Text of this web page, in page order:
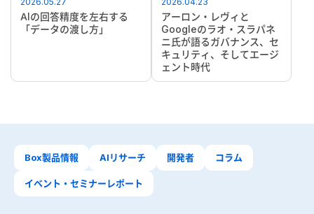
AIの回答精度を左右する
「データの渡し方」
アーロン・レヴィと
Googleのラオ・スラパネ
ニ氏が語るガバナンス、セ
キュリティ、そしてエージ
ェント時代
Box製品情報 AIリサーチ 開発者 コラム
イベント・セミナーレポート